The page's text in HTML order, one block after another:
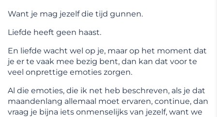
Want je mag jezelf die tijd gunnen.
Liefde heeft geen haast.
En liefde wacht wel op je, maar op het moment dat
je er te vaak mee bezig bent, dan kan dat voor te
veel onprettige emoties zorgen.
Al die emoties, die ik net heb beschreven, als je dat
maandenlang allemaal moet ervaren, continue, dan
vraag je bijna iets onmenselijks van jezelf, want we